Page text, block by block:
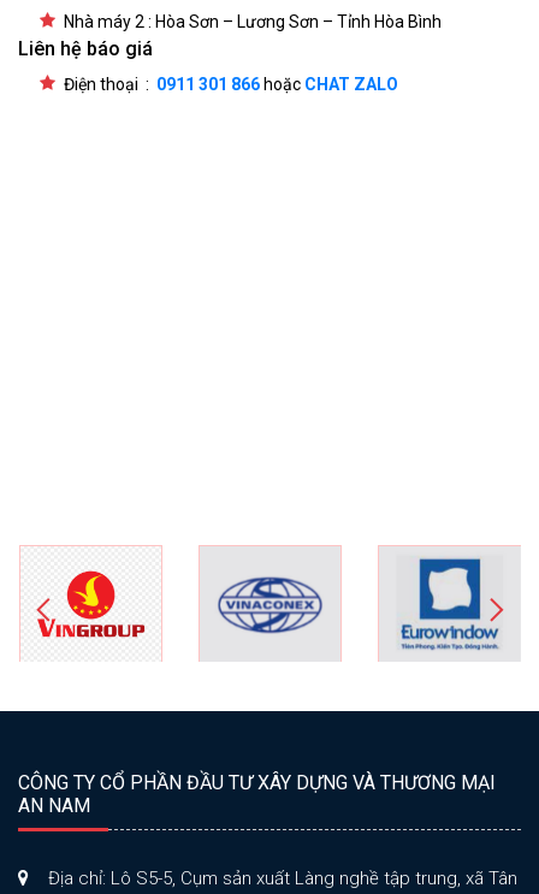
Nhà máy 2 : Hòa Sơn – Lương Sơn – Tỉnh Hòa Bình
Liên hệ báo giá
Điện thoại : 0911 301 866 hoặc CHAT ZALO
CÔNG TY CỔ PHẦN ĐẦU TƯ XÂY DỰNG VÀ THƯƠNG MẠI
AN NAM
Địa chỉ: Lô S5-5, Cụm sản xuất Làng nghề tập trung, xã Tân